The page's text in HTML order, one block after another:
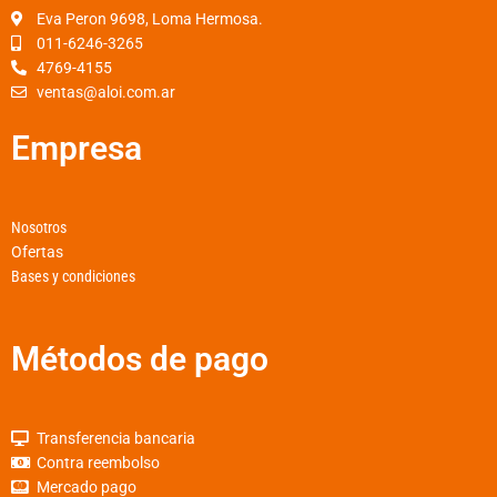
o
r
Eva Peron 9698, Loma Hermosa.
011-6246-3265
4769-4155
ventas@aloi.com.ar
Empresa
Nosotros
Ofertas
Bases y condiciones
Métodos de pago
Transferencia bancaria
Contra reembolso
Mercado pago